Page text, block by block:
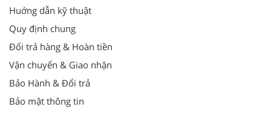
Huớng dẫn kỹ thuật
Quy định chung
Đổi trả hàng & Hoàn tiền
Vận chuyển & Giao nhận
Bảo Hành & Đổi trả
Bảo mật thông tin